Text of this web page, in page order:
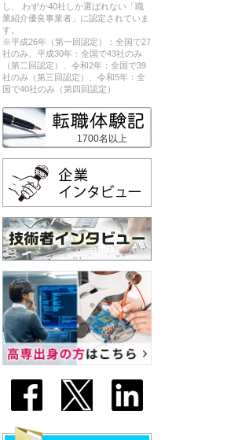
し、 わずか40社しか選ばれない「職
業紹介優良事業者」に認定されていま
す。
※平成26年（第一回認定）：全国で27
社のみ、平成30年：全国で43社のみ
（第二回認定）、令和2年：全国で39
社のみ（第三回認定）、令和5年：全
国で40社のみ（第四回認定）
1700名以上